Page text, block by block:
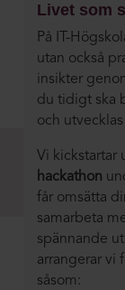
Livet som
På IT-
utan också
insikter
du tidigt ska
och
Vi
hackathon
får omsätta
samarbeta
spännande
arrangerar vi
såsom: